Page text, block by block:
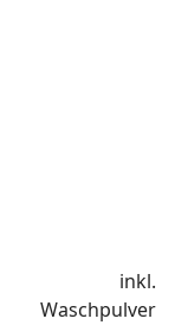
inkl.
Waschpulver